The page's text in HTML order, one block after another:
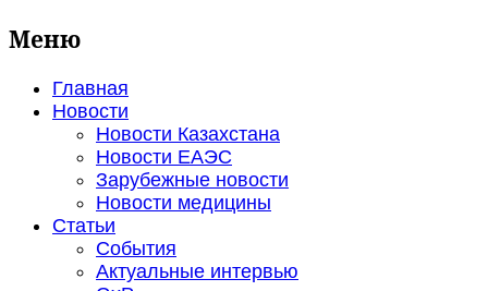
Меню
Главная
Новости
Новости Казахстана
Новости ЕАЭС
Зарубежные новости
Новости медицины
Статьи
События
Актуальные интервью